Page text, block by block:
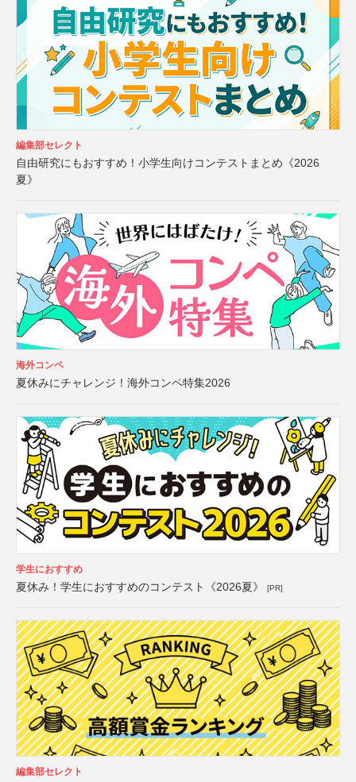
編集部セレクト
自由研究にもおすすめ！小学生向けコンテストまとめ《2026
夏》
海外コンペ
夏休みにチャレンジ！海外コンペ特集2026
学生におすすめ
夏休み！学生におすすめのコンテスト《2026夏》 [PR]
編集部セレクト